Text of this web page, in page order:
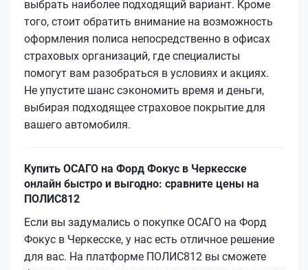
выбрать наиболее подходящий вариант. Кроме
того, стоит обратить внимание на возможность
оформления полиса непосредственно в офисах
страховых организаций, где специалисты
помогут вам разобраться в условиях и акциях.
Не упустите шанс сэкономить время и деньги,
выбирая подходящее страховое покрытие для
вашего автомобиля.
Купить ОСАГО на Форд Фокус в Черкесске
онлайн быстро и выгодно: сравните цены на
ПОЛИС812
Если вы задумались о покупке ОСАГО на Форд
Фокус в Черкесске, у нас есть отличное решение
для вас. На платформе ПОЛИС812 вы сможете